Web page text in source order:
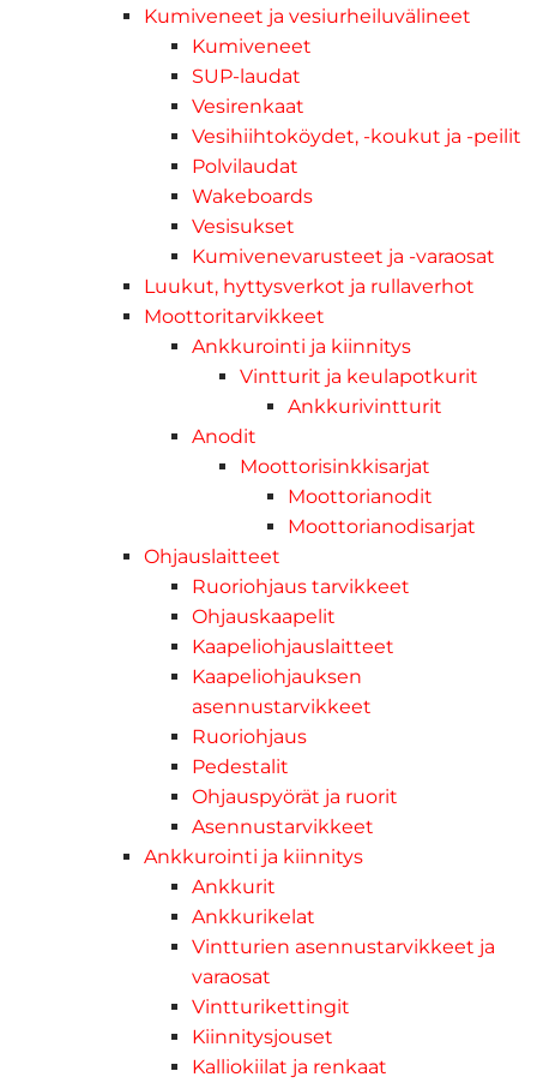
Kumiveneet ja vesiurheiluvälineet
Kumiveneet
SUP-laudat
Vesirenkaat
Vesihiihtoköydet, -koukut ja -peilit
Polvilaudat
Wakeboards
Vesisukset
Kumivenevarusteet ja -varaosat
Luukut, hyttysverkot ja rullaverhot
Moottoritarvikkeet
Ankkurointi ja kiinnitys
Vintturit ja keulapotkurit
Ankkurivintturit
Anodit
Moottorisinkkisarjat
Moottorianodit
Moottorianodisarjat
Ohjauslaitteet
Ruoriohjaus tarvikkeet
Ohjauskaapelit
Kaapeliohjauslaitteet
Kaapeliohjauksen
asennustarvikkeet
Ruoriohjaus
Pedestalit
Ohjauspyörät ja ruorit
Asennustarvikkeet
Ankkurointi ja kiinnitys
Ankkurit
Ankkurikelat
Vintturien asennustarvikkeet ja
varaosat
Vintturikettingit
Kiinnitysjouset
Kalliokiilat ja renkaat